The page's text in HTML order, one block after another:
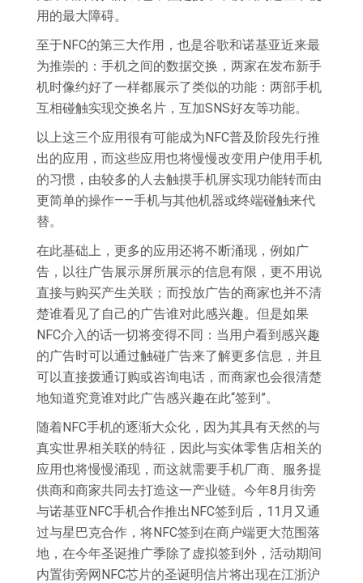
用的最大障碍。
至于NFC的第三大作用，也是谷歌和诺基亚近来最
为推崇的：手机之间的数据交换，两家在发布新手
机时像约好了一样都展示了类似的功能：两部手机
互相碰触实现交换名片，互加SNS好友等功能。
以上这三个应用很有可能成为NFC普及阶段先行推
出的应用，而这些应用也将慢慢改变用户使用手机
的习惯，由较多的人去触摸手机屏实现功能转而由
更简单的操作——手机与其他机器或终端碰触来代
替。
在此基础上，更多的应用还将不断涌现，例如广
告，以往广告展示屏所展示的信息有限，更不用说
直接与购买产生关联；而投放广告的商家也并不清
楚谁看见了自己的广告谁对此感兴趣。但是如果
NFC介入的话一切将变得不同：当用户看到感兴趣
的广告时可以通过触碰广告来了解更多信息，并且
可以直接拨通订购或咨询电话，而商家也会很清楚
地知道究竟谁对此广告感兴趣在此“签到”。
随着NFC手机的逐渐大众化，因为其具有天然的与
真实世界相关联的特征，因此与实体零售店相关的
应用也将慢慢涌现，而这就需要手机厂商、服务提
供商和商家共同去打造这一产业链。今年8月街旁
与诺基亚NFC手机合作推出NFC签到后，11月又通
过与星巴克合作，将NFC签到在商户端更大范围落
地，在今年圣诞推广季除了虚拟签到外，活动期间
内置街旁网NFC芯片的圣诞明信片将出现在江浙沪